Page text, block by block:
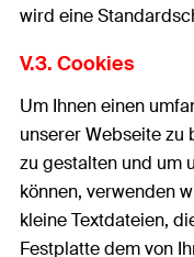
wird eine
V.3. Cookies
Um Ihnen einen
unserer Webseite
zu gestalten und um
können, verwenden
kleine Textdateien,
Festplatte dem von